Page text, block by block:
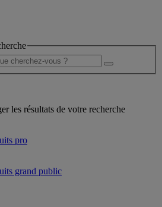
les résultats de votre recherche
pro
grand public